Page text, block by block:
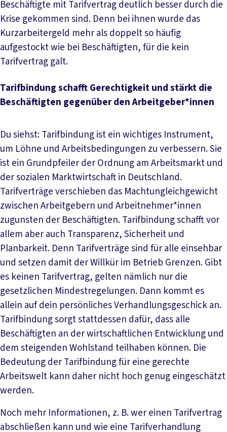
Beschäftigte mit Tarifvertrag deutlich besser durch die
Krise gekommen sind. Denn bei ihnen wurde das
Kurzarbeitergeld mehr als doppelt so häufig
aufgestockt wie bei Beschäftigten, für die kein
Tarifvertrag galt.
Tarifbindung schafft Gerechtigkeit und stärkt die
Beschäftigten gegenüber den Arbeitgeber*innen
Du siehst: Tarifbindung ist ein wichtiges Instrument,
um Löhne und Arbeitsbedingungen zu verbessern. Sie
ist ein Grundpfeiler der Ordnung am Arbeitsmarkt und
der sozialen Marktwirtschaft in Deutschland.
Tarifverträge verschieben das Machtungleichgewicht
zwischen Arbeitgebern und Arbeitnehmer*innen
zugunsten der Beschäftigten. Tarifbindung schafft vor
allem aber auch Transparenz, Sicherheit und
Planbarkeit. Denn Tarifverträge sind für alle einsehbar
und setzen damit der Willkür im Betrieb Grenzen. Gibt
es keinen Tarifvertrag, gelten nämlich nur die
gesetzlichen Mindestregelungen. Dann kommt es
allein auf dein persönliches Verhandlungsgeschick an.
Tarifbindung sorgt stattdessen dafür, dass alle
Beschäftigten an der wirtschaftlichen Entwicklung und
dem steigenden Wohlstand teilhaben können. Die
Bedeutung der Tarifbindung für eine gerechte
Arbeitswelt kann daher nicht hoch genug eingeschätzt
werden.
Noch mehr Informationen, z. B. wer einen Tarifvertrag
abschließen kann und wie eine Tarifverhandlung